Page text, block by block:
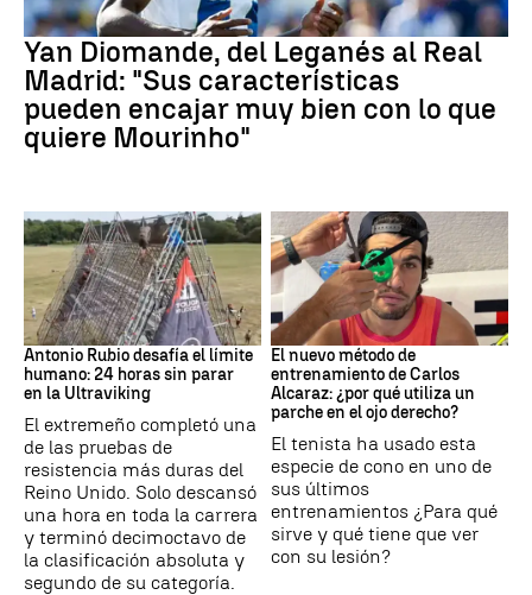
Real Madrid
Yan Diomande, del Leganés al Real
Madrid: "Sus características
pueden encajar muy bien con lo que
quiere Mourinho"
Ultraviking
Antonio Rubio desafía el límite
humano: 24 horas sin parar
en la Ultraviking
El extremeño completó una
de las pruebas de
resistencia más duras del
Reino Unido. Solo descansó
una hora en toda la carrera
y terminó decimoctavo de
la clasificación absoluta y
segundo de su categoría.
Tenis
El nuevo método de
entrenamiento de Carlos
Alcaraz: ¿por qué utiliza un
parche en el ojo derecho?
El tenista ha usado esta
especie de cono en uno de
sus últimos
entrenamientos ¿Para qué
sirve y qué tiene que ver
con su lesión?